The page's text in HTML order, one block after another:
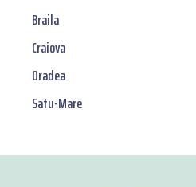
Braila
Craiova
Oradea
Satu-Mare